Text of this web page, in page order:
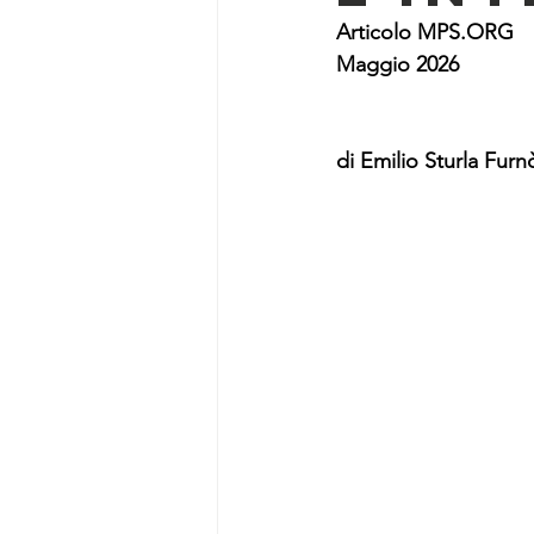
Articolo MPS.ORG
Maggio 2026
di Emilio Sturla